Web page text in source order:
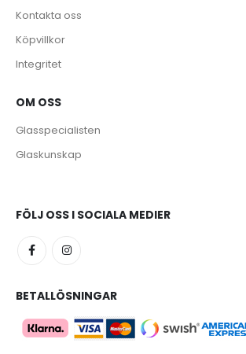
Kontakta oss
Köpvillkor
Integritet
OM OSS
Glasspecialisten
Glaskunskap
FÖLJ OSS I SOCIALA MEDIER
BETALLÖSNINGAR